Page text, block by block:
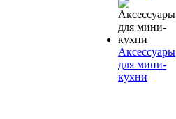
Аксессуары
для мини-
кухни